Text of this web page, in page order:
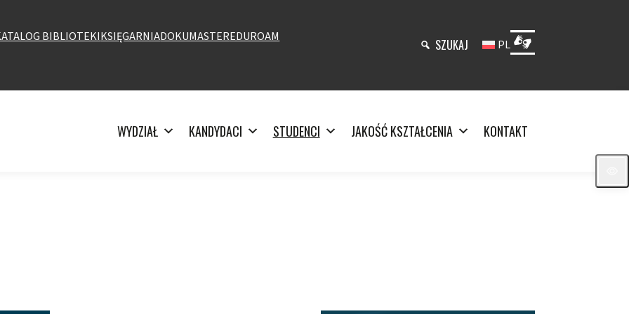
BIBLIOTEKIKSIĘGARNIADOKUMASTEREDUROAM
SZUKAJ PL
WYDZIAŁ KANDYDACI STUDENCI JAKOŚĆ KSZTAŁCENIA KONTAKT